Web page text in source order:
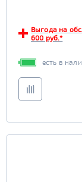
Выгода на
600 руб.*
есть в